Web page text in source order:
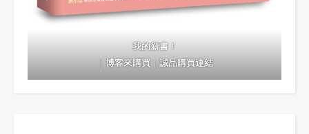
我的新書！
｜博客來購買｜誠品購買連結